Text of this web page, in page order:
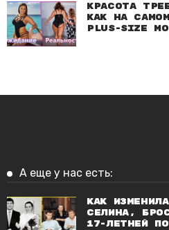
Красота
как на
plus-size
А еще у нас есть:
Как
Селина,
17-летней